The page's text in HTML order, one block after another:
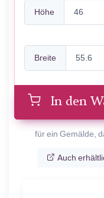
Höhe
Breite
In den
für ein Gemälde,
Auch